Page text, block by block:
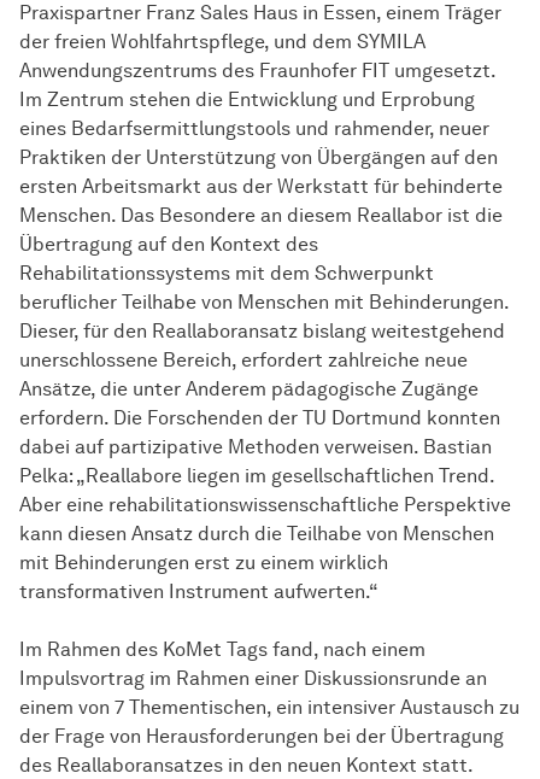
Praxispartner Franz Sales Haus in Essen, einem Träger
der freien Wohlfahrtspflege, und dem SYMILA
Anwendungszentrums des Fraunhofer FIT umgesetzt.
Im Zentrum stehen die Entwicklung und Erprobung
eines Bedarfsermittlungstools und rahmender, neuer
Praktiken der Unterstützung von Übergängen auf den
ersten Arbeitsmarkt aus der Werkstatt für behinderte
Menschen. Das Besondere an diesem Reallabor ist die
Übertragung auf den Kontext des
Rehabilitationssystems mit dem Schwerpunkt
beruflicher Teilhabe von Menschen mit Behinderungen.
Dieser, für den Reallaboransatz bislang weitestgehend
unerschlossene Bereich, erfordert zahlreiche neue
Ansätze, die unter Anderem pädagogische Zugänge
erfordern. Die Forschenden der TU Dortmund konnten
dabei auf partizipative Methoden verweisen. Bastian
Pelka: „Reallabore liegen im gesellschaftlichen Trend.
Aber eine rehabilitationswissenschaftliche Perspektive
kann diesen Ansatz durch die Teilhabe von Menschen
mit Behinderungen erst zu einem wirklich
transformativen Instrument aufwerten.“
Im Rahmen des KoMet Tags fand, nach einem
Impulsvortrag im Rahmen einer Diskussionsrunde an
einem von 7 Thementischen, ein intensiver Austausch zu
der Frage von Herausforderungen bei der Übertragung
des Reallaboransatzes in den neuen Kontext statt.